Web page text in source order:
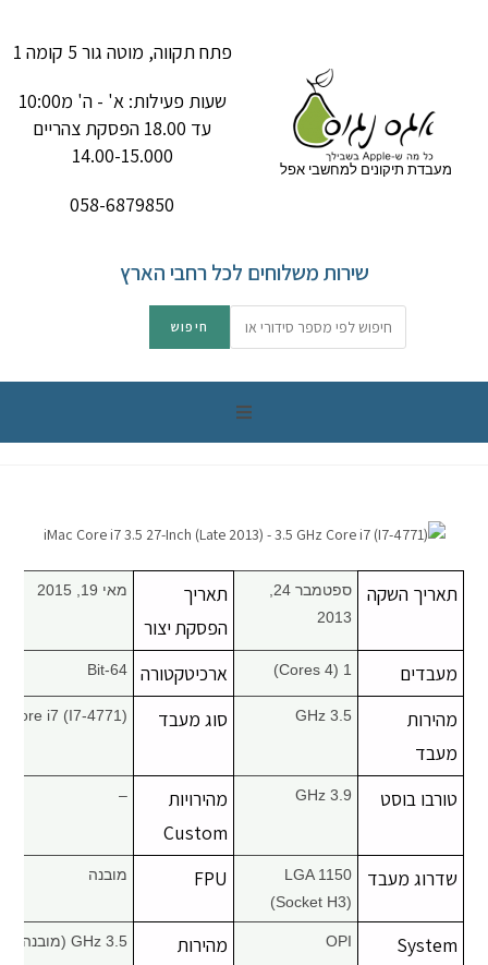
מעבדת תיקונים למחשבי אפל
פתח תקווה, מוטה גור 5 קומה 1
שעות פעילות: א' - ה' מ10:00
עד 18.00 הפסקת צהריים
14.00-15.000
058-6879850
שירות משלוחים לכל רחבי הארץ
מחשבי אפל
אביזרים לApple
מחשבי אפל משומשים
שירות תיקונים למכשירי אפל
מדריכים
תאריך השקה
2013
תאריך
הפסקת יצור
מאי 19, 2015
מעבדים 1 (4 Cores) ארכיטקטורה 64-Bit
מהירות
מעבד
3.5 GHz סוג מעבד Core i7 (I7-4771)
טורבו בוסט 3.9 GHz
מהירויות
Custom
–
שדרוג מעבד
LGA 1150
(Socket H3)
FPU מובנה
System
OPI
מהירות
3.5 GHz (מובנה)